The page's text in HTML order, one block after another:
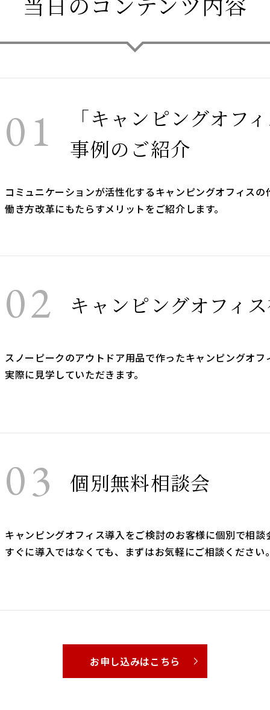
01
「キャンピングオフ
事例のご紹介
コミュニケーションが活性化するキャンピングオフィスの
働き方改革にもたらすメリットをご紹介します。
02 キャンピングオフィ
スノーピークのアウトドア用品で作ったキャンピングオフ
実際に見学していただきます。
03 個別無料相談会
キャンピングオフィス導入をご検討のお客様に個別で相談
すぐに導入ではなくても、まずはお気軽にご相談ください。
お申し込みはこちら